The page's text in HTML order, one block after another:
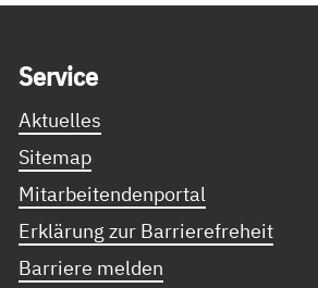
Ser­vice
Aktuelles
Sitemap
Mitarbeitendenportal
Erklärung zur Barrierefreheit
Barriere melden